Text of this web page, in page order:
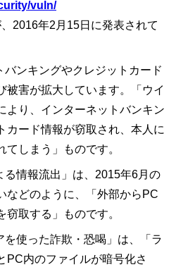
vuln/
、2016年2月15日に発表されて
バンキングやクレジットカード
被害が拡大しています。「ウイ
より、インターネットバンキン
カード情報が窃取され、本人に
しまう」ものです。
る情報流出」は、2015年6月の
などのように、「外部からPC
取する」ものです。
を使った詐欺・恐喝」は、「ラ
PC内のファイルが暗号化さ